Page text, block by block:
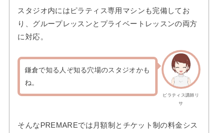
スタジオ内にはピラティス専用マシンも完備してお
り、グループレッスンとプライベートレッスンの両方
に対応。
ピラティス講師リ
サ
鎌倉で知る人ぞ知る穴場のスタジオかも
ね。
そんなPREMAREでは月額制とチケット制の料金シス